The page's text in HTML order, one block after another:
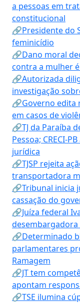
a pessoas em
constitucional
🔗Presidente do
feminicídio
🔗Dano moral
contra a mulher
🔗Autorizada
investigação
🔗Governo edita
em casos de
🔗TJ da Paraíba
Pessoa; CRECI-
jurídica
🔗TJSP rejeita
transportadora
🔗Tribunal inicia
cassação do
🔗Juíza federal
desembargadora
🔗Determinado
parlamentares
Ramagem
🔗JT tem
apontam
🔗TSE ilumina